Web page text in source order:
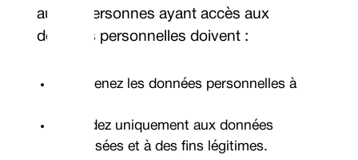
autres personnes ayant accès aux
données personnelles doivent :
Maintenez les données personnelles à
Accédez uniquement aux données
autorisées et à des fins légitimes.